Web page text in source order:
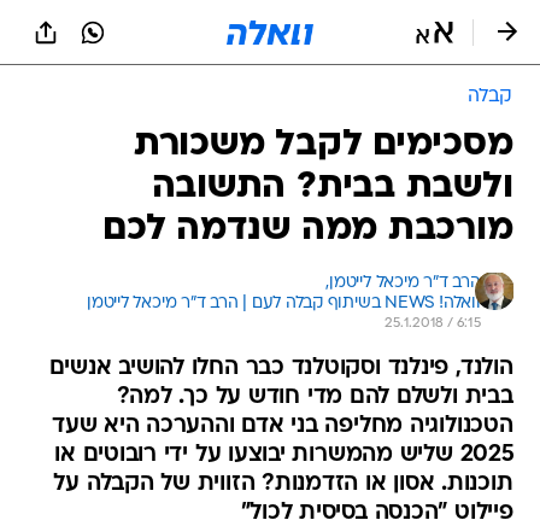
קבלה
מסכימים לקבל משכורת
ולשבת בבית? התשובה
מורכבת ממה שנדמה לכם
הרב ד"ר מיכאל לייטמן,
וואלה! NEWS בשיתוף קבלה לעם | הרב ד"ר מיכאל לייטמן
25.1.2018 / 6:15
הולנד, פינלנד וסקוטלנד כבר החלו להושיב אנשים
בבית ולשלם להם מדי חודש על כך. למה?
הטכנולוגיה מחליפה בני אדם וההערכה היא שעד
2025 שליש מהמשרות יבוצעו על ידי רובוטים או
תוכנות. אסון או הזדמנות? הזווית של הקבלה על
פיילוט "הכנסה בסיסית לכול"